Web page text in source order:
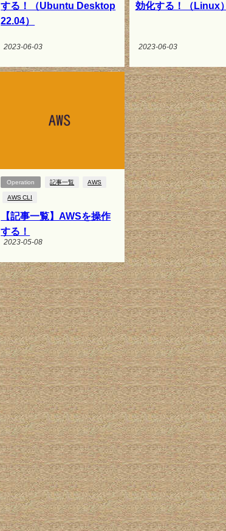
する！（Ubuntu Desktop
22.04）
2023-06-03
効化する！（Linux）
2023-06-03
Operation 記事一覧 AWS
AWS CLI
【記事一覧】AWSを操作
する！
2023-05-08